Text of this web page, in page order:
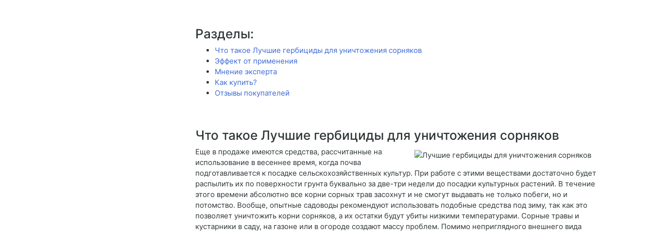
Разделы:
Что такое Лучшие гербициды для уничтожения сорняков
Эффект от применения
Мнение эксперта
Как купить?
Отзывы покупателей
Что такое Лучшие гербициды для уничтожения сорняков
Еще в продаже имеются средства, рассчитанные на
использование в весеннее время, когда почва
подготавливается к посадке сельскохозяйственных культур. При работе с этими веществами достаточно будет
распылить их по поверхности грунта буквально за две-три недели до посадки культурных растений. В течение
этого времени абсолютно все корни сорных трав засохнут и не смогут выдавать не только побеги, но и
потомство. Вообще, опытные садоводы рекомендуют использовать подобные средства под зиму, так как это
позволяет уничтожить корни сорняков, а их остатки будут убиты низкими температурами. Сорные травы и
кустарники в саду, на газоне или в огороде создают массу проблем. Помимо неприглядного внешнего вида